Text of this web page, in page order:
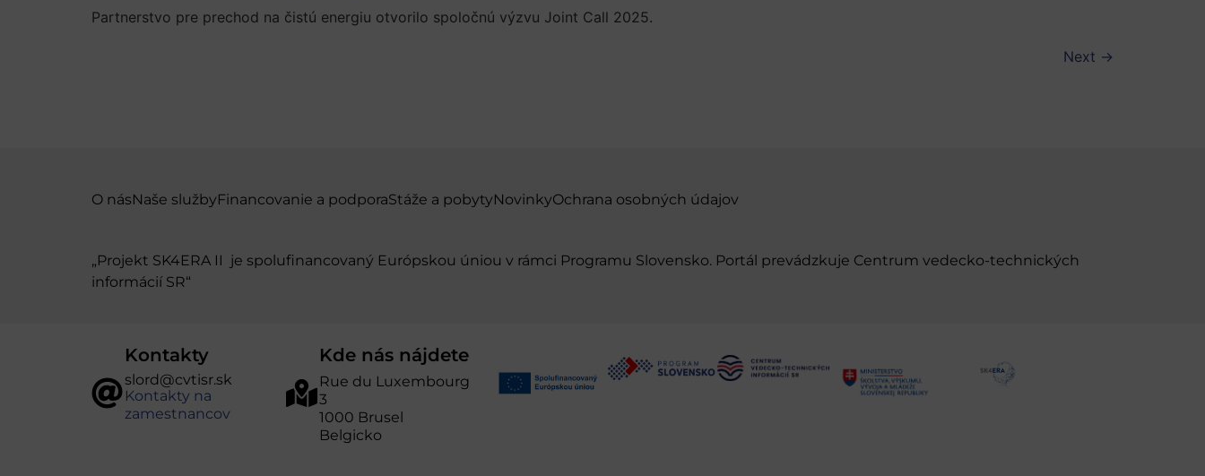
Partnerstvo pre prechod na čistú energiu otvorilo spoločnú výzvu Joint Call 2025.
Next →
O násNaše službyFinancovanie a podporaStáže a pobytyNovinkyOchrana osobných údajov
„Projekt SK4ERA II je spolufinancovaný Európskou úniou v rámci Programu Slovensko. Portál prevádzkuje Centrum vedecko-technických
informácií SR“
Kontakty
slord@cvtisr.sk
Kontakty na
zamestnancov
Kde nás nájdete
Rue du Luxembourg
3
1000 Brusel
Belgicko